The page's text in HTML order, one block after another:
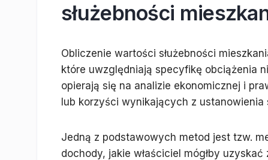
służebności
Obliczenie wartości służebności
które uwzględniają specyfikę obciążenia
opierają się na analizie ekonomicznej i
lub korzyści wynikających z ustanowienia
Jedną z podstawowych metod jest tzw.
dochody, jakie właściciel mógłby